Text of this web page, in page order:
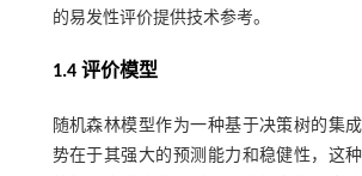
的易发性评价提供技术参考。
1.4 评价模型
随机森林模型作为一种基于决策树的集
势在于其强大的预测能力和稳健性，这